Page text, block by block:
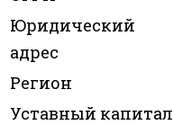
Юридический
адрес
Регион
Уставный капитал